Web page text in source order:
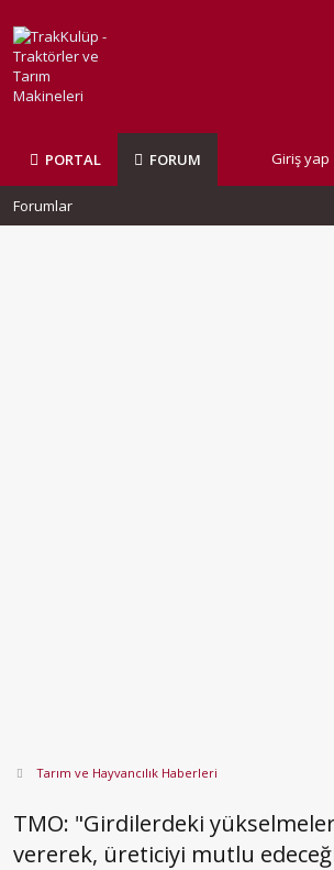
PORTAL FORUM Giriş yap
Forumlar
Tarım ve Hayvancılık Haberleri
TMO: "Girdilerdeki
vererek, üreticiyi mutlu